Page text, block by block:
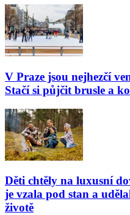
V Praze jsou nejhezčí
Stačí si půjčit brusle a
Děti chtěly na luxusní
je vzala pod stan a
životě